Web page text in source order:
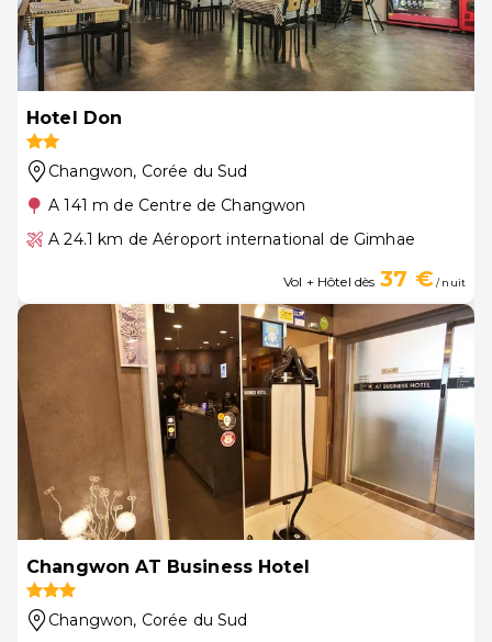
Hotel Don
Changwon, Corée du Sud
A 141 m de Centre de Changwon
A 24.1 km de Aéroport international de Gimhae
Vol + Hôtel dès 37 €/ nuit
Changwon AT Business Hotel
Changwon, Corée du Sud